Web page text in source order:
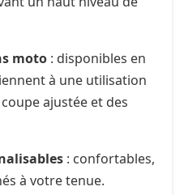
moto : disponibles en
à une utilisation
ajustée et des
: confortables,
à votre tenue.